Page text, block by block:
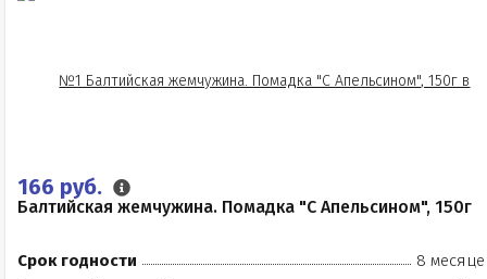
166 руб.
Балтийская жемчужина. Помадка "С Апельсином", 150г
Срок годности
8